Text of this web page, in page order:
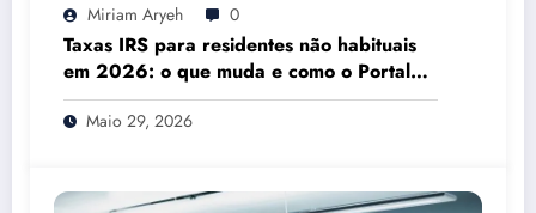
Miriam Aryeh 0
Taxas IRS para residentes não habituais
em 2026: o que muda e como o Portal
das Finanças pode ajudar
Maio 29, 2026